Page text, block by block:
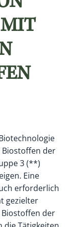
der
3 (**)
Eine
erforderlich
gezielter
der